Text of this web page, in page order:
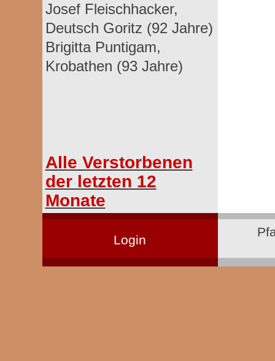
Josef Fleischhacker,
Deutsch Goritz (92 Jahre)
Brigitta Puntigam,
Krobathen (93 Jahre)
Alle Verstorbenen
der letzten 12
Monate
Login